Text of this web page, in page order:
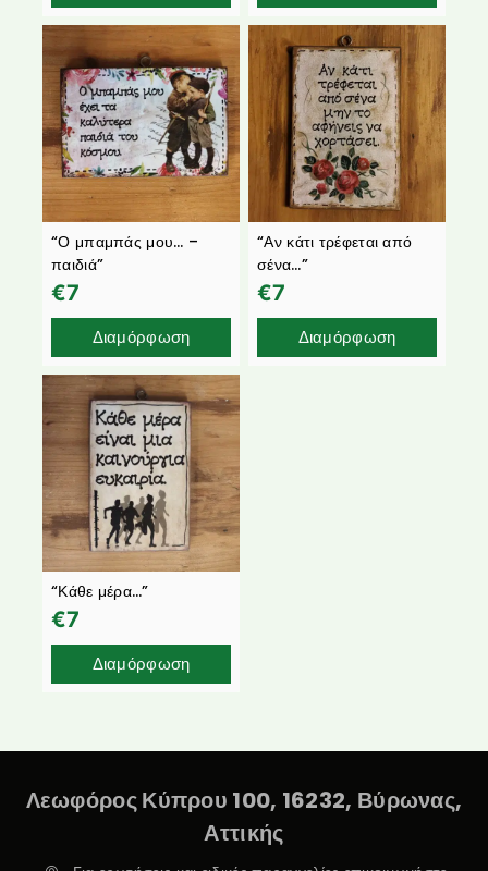
“Ο μπαμπάς μου… –
παιδιά”
€7
Διαμόρφωση
“Αν κάτι τρέφεται από
σένα…”
€7
Διαμόρφωση
“Κάθε μέρα…”
€7
Διαμόρφωση
Λεωφόρος Κύπρου 100, 16232, Βύρωνας,
Αττικής